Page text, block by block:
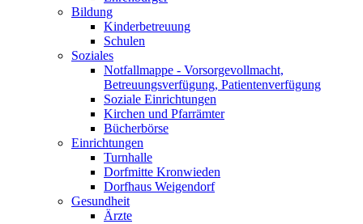
Bildung
Kinderbetreuung
Schulen
Soziales
Notfallmappe - Vorsorgevollmacht,
Betreuungsverfügung, Patientenverfügung
Soziale Einrichtungen
Kirchen und Pfarrämter
Bücherbörse
Einrichtungen
Turnhalle
Dorfmitte Kronwieden
Dorfhaus Weigendorf
Gesundheit
Ärzte